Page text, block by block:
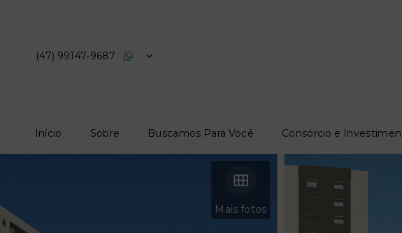
(47) 99147-9687
Início Sobre Buscamos Para Você Consórcio e
Mais fotos